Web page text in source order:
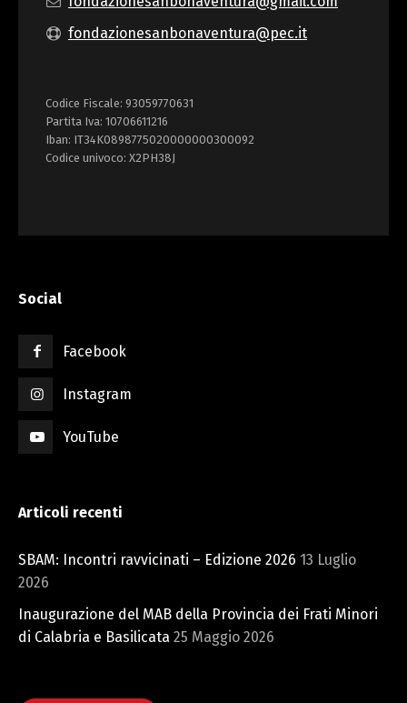
fondazionesanbonaventura@pec.it
Codice Fiscale: 93059770631
Partita Iva: 10706611216
Iban: IT34K0898775020000000300092
Codice univoco: X2PH38J
Social
Facebook
Instagram
YouTube
Articoli recenti
SBAM: Incontri ravvicinati – Edizione 2026 13 Luglio
2026
Inaugurazione del MAB della Provincia dei Frati Minori
di Calabria e Basilicata 25 Maggio 2026